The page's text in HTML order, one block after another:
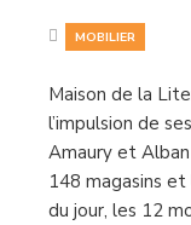
MOBILIER
Maison de la
l’impulsion de
Amaury et
148 magasins et
du jour, les 12